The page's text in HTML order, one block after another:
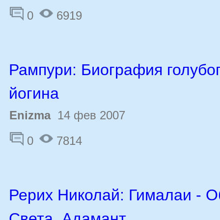
0 6919
Рампури: Биография
йогина
Enizma14 фев 2007
0
7814
Рерих Николай: Гималаи -